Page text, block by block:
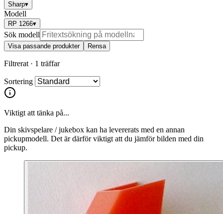
Sharp▾
Modell
RP 1266▾
Sök modell
Visa passande produkter Rensa
Filtrerat · 1 träffar
Sortering
Viktigt att tänka på...
Din skivspelare / jukebox kan ha levererats med en annan
pickupmodell. Det är därför viktigt att du jämför bilden med din
pickup.